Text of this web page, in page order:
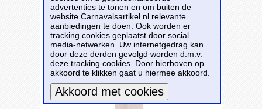
advertenties te tonen en om buiten de
website Carnavalsartikel.nl relevante
aanbiedingen te doen. Ook worden er
tracking cookies geplaatst door social
media-netwerken. Uw internetgedrag kan
door deze derden gevolgd worden d.m.v.
deze tracking cookies. Door hierboven op
akkoord te klikken gaat u hiermee akkoord.